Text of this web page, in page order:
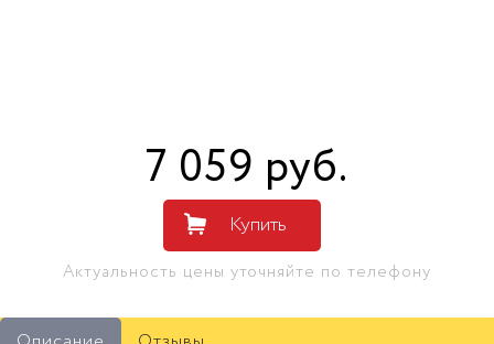
7 059 руб.
Купить
Актуальность цены уточняйте по телефону